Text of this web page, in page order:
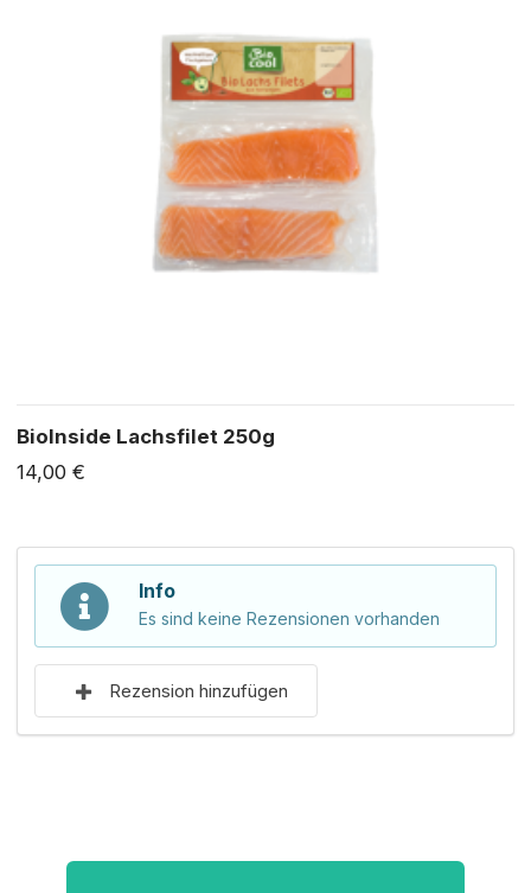
BioInside Lachsfilet 250g
14,00 €
Info
Es sind keine Rezensionen vorhanden
Rezension hinzufügen